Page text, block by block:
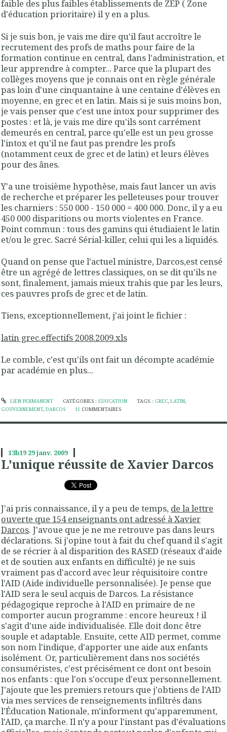
faible des plus faibles établissements de ZEP ( Zone
d'éducation prioritaire) il y en a plus.
Si je suis bon, je vais me dire qu'il faut accroître le
recrutement des profs de maths pour faire de la
formation continue en central, dans l'administration, et
leur apprendre à compter... Parce que la plupart des
collèges moyens que je connais ont en règle générale
pas loin d'une cinquantaine à une centaine d'élèves en
moyenne, en grec et en latin. Mais si je suis moins bon,
je vais penser que c'est une intox pour supprimer des
postes : et là, je vais me dire qu'ils sont carrément
demeurés en central, parce qu'elle est un peu grosse
l'intox et qu'il ne faut pas prendre les profs
(notamment ceux de grec et de latin) et leurs élèves
pour des ânes.
Y'a une troisième hypothèse, mais faut lancer un avis
de recherche et préparer les pelleteuses pour trouver
les charniers : 550 000 - 150 000 = 400 000. Donc, il y a eu
450 000 disparitions ou morts violentes en France.
Point commun : tous des gamins qui étudiaient le latin
et/ou le grec. Sacré Sérial-killer, celui qui les a liquidés.
Quand on pense que l'actuel ministre, Darcos,est censé
être un agrégé de lettres classiques, on se dit qu'ils ne
sont, finalement, jamais mieux trahis que par les leurs,
ces pauvres profs de grec et de latin.
Tiens, exceptionnellement, j'ai joint le fichier :
latin grec.effectifs 2008.2009.xls
Le comble, c'est qu'ils ont fait un décompte académie
par académie en plus...
LIEN PERMANENT CATÉGORIES : EDUCATION TAGS : GREC,LATIN,
GOUVERNEMENT, DARCOS 11 COMMENTAIRES
13h19 29janv. 2009
L'unique réussite de Xavier Darcos
J'ai pris connaissance, il y a peu de temps, de la lettre
ouverte que 154 enseignants ont adressé à Xavier
Darcos. J'avoue que je ne me retrouve pas dans leurs
déclarations. Si j'opine tout à fait du chef quand il s'agit
de se récrier à al disparition des RASED (réseaux d'aide
et de soutien aux enfants en difficulté) je ne suis
vraiment pas d'accord avec leur réquisitoire contre
l'AID (Aide individuelle personnalisée). Je pense que
l'AID sera le seul acquis de Darcos. La résistance
pédagogique reproche à l'AID en primaire de ne
comporter aucun programme : encore heureux ! il
s'agit d'une aide individualisée. Elle doit donc être
souple et adaptable. Ensuite, cette AID permet, comme
son nom l'indique, d'apporter une aide aux enfants
isolément. Or, particulièrement dans nos sociétés
consuméristes, c'est précisément ce dont ont besoin
nos enfants : que l'on s'occupe d'eux personnellement.
J'ajoute que les premiers retours que j'obtiens de l'AID
via mes services de renseignements infiltrés dans
l'Éducation Nationale, m'informent qu'apparemment,
l'AID, ça marche. Il n'y a pour l'instant pas d'évaluations